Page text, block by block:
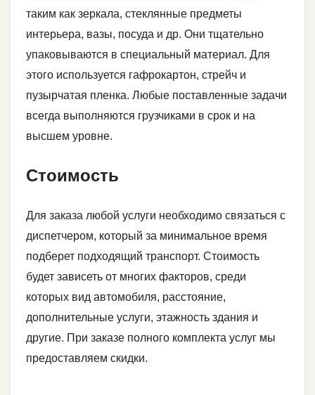
таким как зеркала, стеклянные предметы
интерьера, вазы, посуда и др. Они тщательно
упаковываются в специальный материал. Для
этого используется гафрокартон, стрейч и
пузырчатая пленка. Любые поставленные задачи
всегда выполняются грузчиками в срок и на
высшем уровне.
Стоимость
Для заказа любой услуги необходимо связаться с
диспетчером, который за минимальное время
подберет подходящий транспорт. Стоимость
будет зависеть от многих факторов, среди
которых вид автомобиля, расстояние,
дополнительные услуги, этажность здания и
другие. При заказе полного комплекта услуг мы
предоставляем скидки.